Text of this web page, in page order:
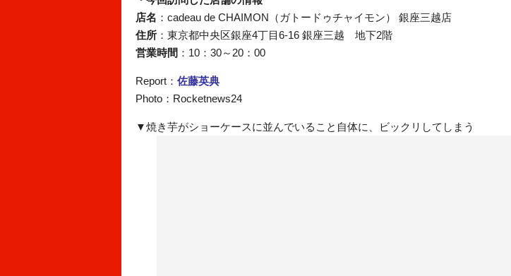
店名 ：cadeau de CHAIMON（ガトードゥチャイモン） 銀座三越店
住所 ：東京都中央区銀座4丁目6-16 銀座三越 地下2階
営業時間 ：10：30～20：00
Report： 佐藤英典
Photo：Rocketnews24
▼焼き芋がショーケースに並んでいること自体に、ビックリしてしまう